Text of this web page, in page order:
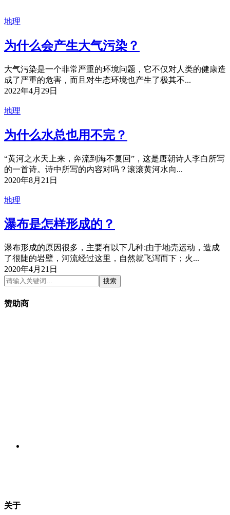
地理
为什么会产生大气污染？
大气污染是一个非常严重的环境问题，它不仅对人类的健康造
成了严重的危害，而且对生态环境也产生了极其不...
2022年4月29日
地理
为什么水总也用不完？
“黄河之水天上来，奔流到海不复回”，这是唐朝诗人李白所写
的一首诗。诗中所写的内容对吗？滚滚黄河水向...
2020年8月21日
地理
瀑布是怎样形成的？
瀑布形成的原因很多，主要有以下几种:由于地壳运动，造成
了很陡的岩壁，河流经过这里，自然就飞泻而下；火...
2020年4月21日
搜索
赞助商
关于